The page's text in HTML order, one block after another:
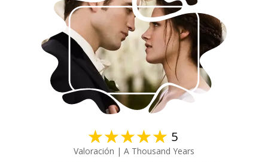
☆☆☆☆☆ 5
Valoración | A Thousand Years